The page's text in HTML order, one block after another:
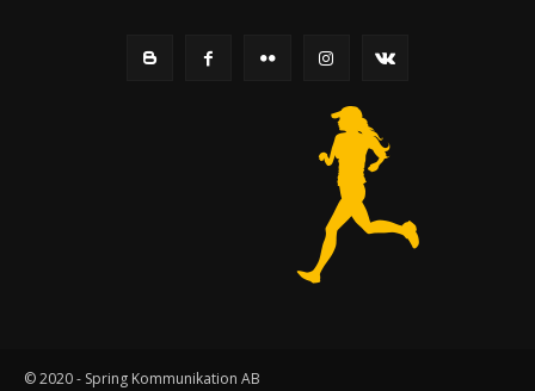
© 2020 - Spring Kommunikation AB